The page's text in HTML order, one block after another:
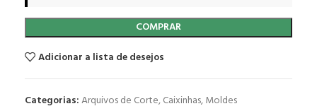
COMPRAR
Adicionar a lista de desejos
Categorias:Arquivos de Corte,Caixinhas,Moldes